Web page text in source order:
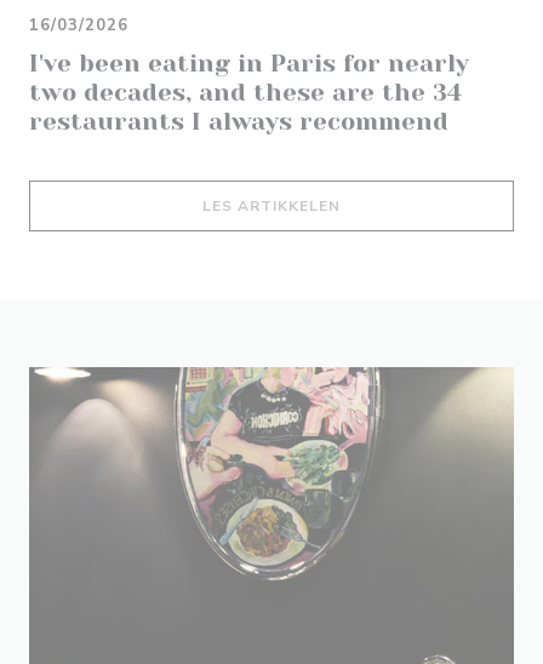
I've been eating in Paris for nearly
two decades, and these are the 34
restaurants I always recommend
16/03/2026
LES ARTIKKELEN